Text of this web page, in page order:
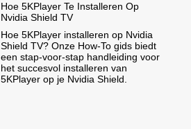
Hoe 5KPlayer Te Installeren Op
Nvidia Shield TV
Hoe 5KPlayer installeren op Nvidia
Shield TV? Onze How-To gids biedt
een stap-voor-stap handleiding voor
het succesvol installeren van
5KPlayer op je Nvidia Shield.